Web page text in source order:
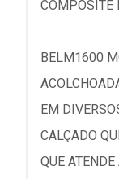
COMPOSITE
BELM1600
EM
CALÇADO
QUE